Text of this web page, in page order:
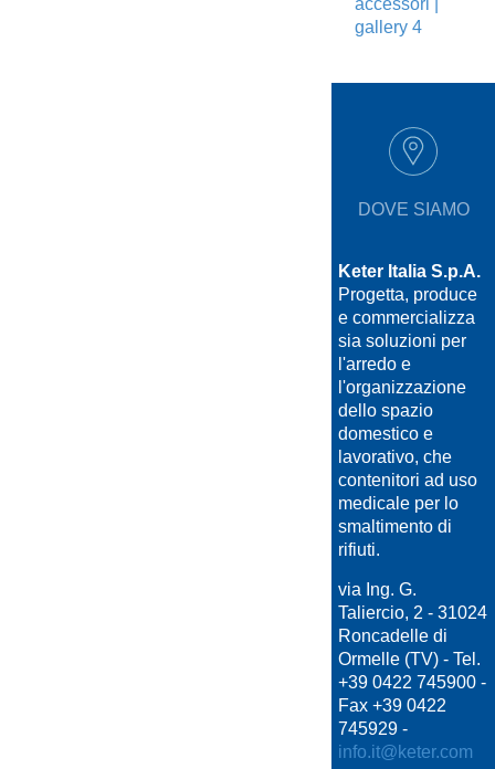
DOVE SIAMO
Keter Italia S.p.A.
Progetta, produce
e commercializza
sia soluzioni per
l'arredo e
l'organizzazione
dello spazio
domestico e
lavorativo, che
contenitori ad uso
medicale per lo
smaltimento di
rifiuti.
via Ing. G.
Taliercio, 2 - 31024
Roncadelle di
Ormelle (TV) - Tel.
+39 0422 745900 -
Fax +39 0422
745929 -
info.it@keter.com